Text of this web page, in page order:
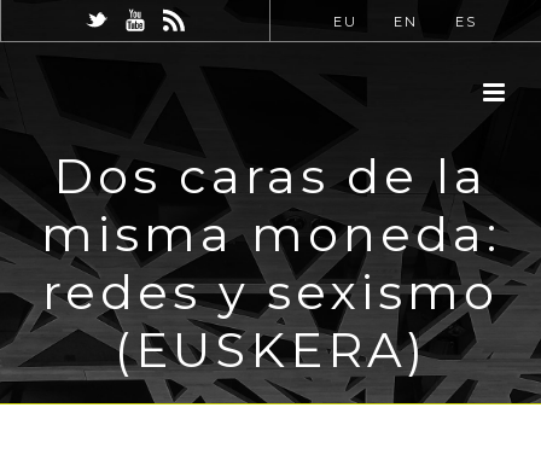
EU EN ES
Dos caras de la
misma moneda:
redes y sexismo
(EUSKERA)